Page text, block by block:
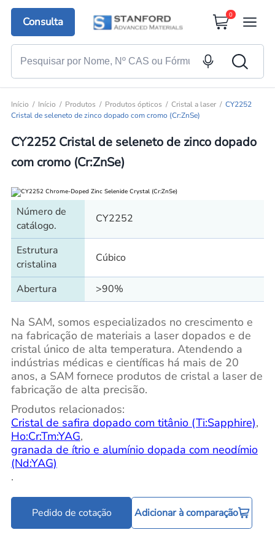
Consulta
0
Início Início Produtos Produtos ópticos Cristal a laser
CY2252
Cristal de seleneto de zinco dopado com cromo (Cr:ZnSe)
CY2252 Cristal de seleneto de zinco dopado
com cromo (Cr:ZnSe)
Número de
catálogo.
CY2252
Estrutura
cristalina
Cúbico
Abertura >90%
Na SAM, somos especializados no crescimento e
na fabricação de materiais a laser dopados e de
cristal único de alta temperatura. Atendendo a
indústrias médicas e científicas há mais de 20
anos, a SAM fornece produtos de cristal a laser de
fabricação de alta precisão.
Produtos relacionados:
Cristal de safira dopado com titânio (Ti:Sapphire),
Ho:Cr:Tm:YAG,
granada de ítrio e alumínio dopada com neodímio
(Nd:YAG)
.
Pedido de cotação Adicionar à comparação